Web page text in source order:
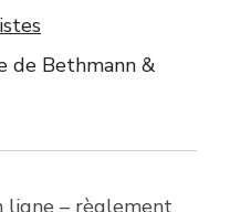
de Bethmann &
ligne – règlement